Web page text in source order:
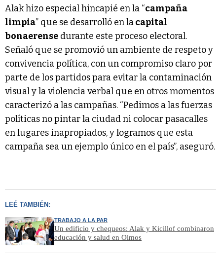
Alak hizo especial hincapié en la “campaña
limpia” que se desarrolló en lacapital
bonaerense durante este proceso electoral.
Señaló que se promovió un ambiente de respeto y
convivencia política, con un compromiso claro por
parte de los partidos para evitar la contaminación
visual y la violencia verbal que en otros momentos
caracterizó a las campañas. “Pedimos a las fuerzas
políticas no pintar la ciudad ni colocar pasacalles
en lugares inapropiados, y logramos que esta
campaña sea un ejemplo único en el país”, aseguró.
LEÉ TAMBIÉN:
TRABAJO A LA PAR
Un edificio y chequeos: Alak y Kicillof combinaron
educación y salud en Olmos